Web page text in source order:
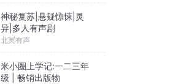
神秘复苏|悬疑惊悚|灵
异|多人有声剧
北冥有声
米小圈上学记:一二三年
级 | 畅销出版物